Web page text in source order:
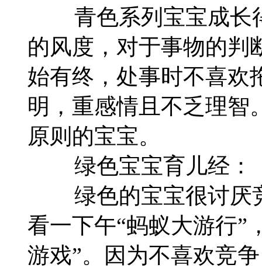
青色系列宝宝成长
的风度，对于事物的判
始有终，处事时不喜欢
明，重感情且不乏理智
原则的宝宝。
绿色宝宝育儿经：
绿色的宝宝很讨厌
看一下午“蚂蚁大游行”
游戏”。因为不喜欢竞